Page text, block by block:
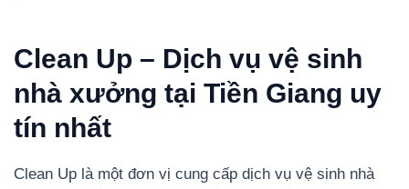
Clean Up – Dịch vụ vệ sinh
nhà xưởng tại Tiền Giang uy
tín nhất
Clean Up là một đơn vị cung cấp dịch vụ vệ sinh nhà